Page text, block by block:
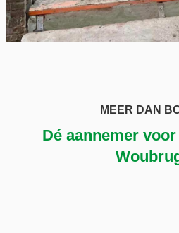
MEER DAN
Dé aannemer